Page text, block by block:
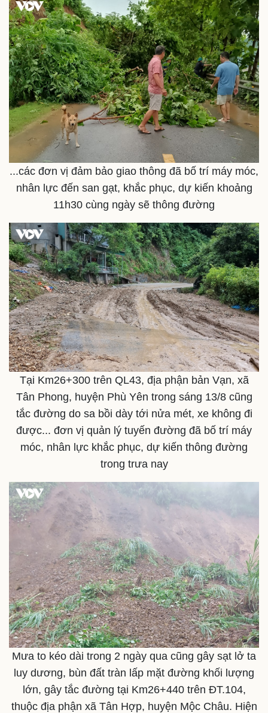
Kinh tế
Bất động sản
Khởi nghiệp
Thị trường
Giá vàng
Tiêu dùng
Tỷ giá
Chứng khoán
Giá cà phê
Tin nóng
Tư vấn luật
Quân sự - Quốc phòng
Việt Nam
...các đơn vị đảm bảo giao thông đã bố trí máy móc,
nhân lực đến san gạt, khắc phục, dự kiến khoảng
11h30 cùng ngày sẽ thông đường
Tại Km26+300 trên QL43, địa phận bản Vạn, xã
Tân Phong, huyện Phù Yên trong sáng 13/8 cũng
tắc đường do sa bồi dày tới nửa mét, xe không đi
được... đơn vị quản lý tuyến đường đã bố trí máy
móc, nhân lực khắc phục, dự kiến thông đường
trong trưa nay
Mưa to kéo dài trong 2 ngày qua cũng gây sạt lở ta
luy dương, bùn đất tràn lấp mặt đường khối lượng
lớn, gây tắc đường tại Km26+440 trên ĐT.104,
thuộc địa phận xã Tân Hợp, huyện Mộc Châu. Hiện